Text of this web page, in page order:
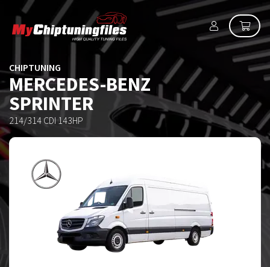
CHIPTUNING
MERCEDES-BENZ
SPRINTER
214/314 CDI 143HP